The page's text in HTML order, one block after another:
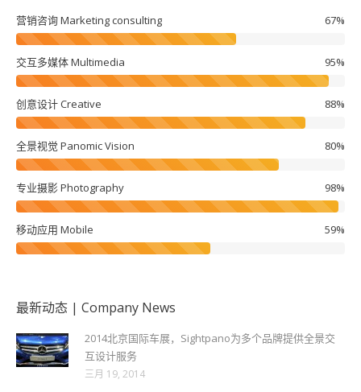
营销咨询 Marketing consulting 67%
交互多媒体 Multimedia 95%
创意设计 Creative 88%
全景视觉 Panomic Vision 80%
专业摄影 Photography 98%
移动应用 Mobile 59%
最新动态 | Company News
2014北京国际车展，Sightpano为多个品牌提供全景交
互设计服务
三月 19, 2014